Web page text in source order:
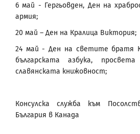
6 май - Гергьовден, Ден на
армия;
20 май – Ден на Кралица Виктория;
24 май - Ден на светите братя
българската азбука,
славянската книжовност;
Консулска служба към
България в Канада